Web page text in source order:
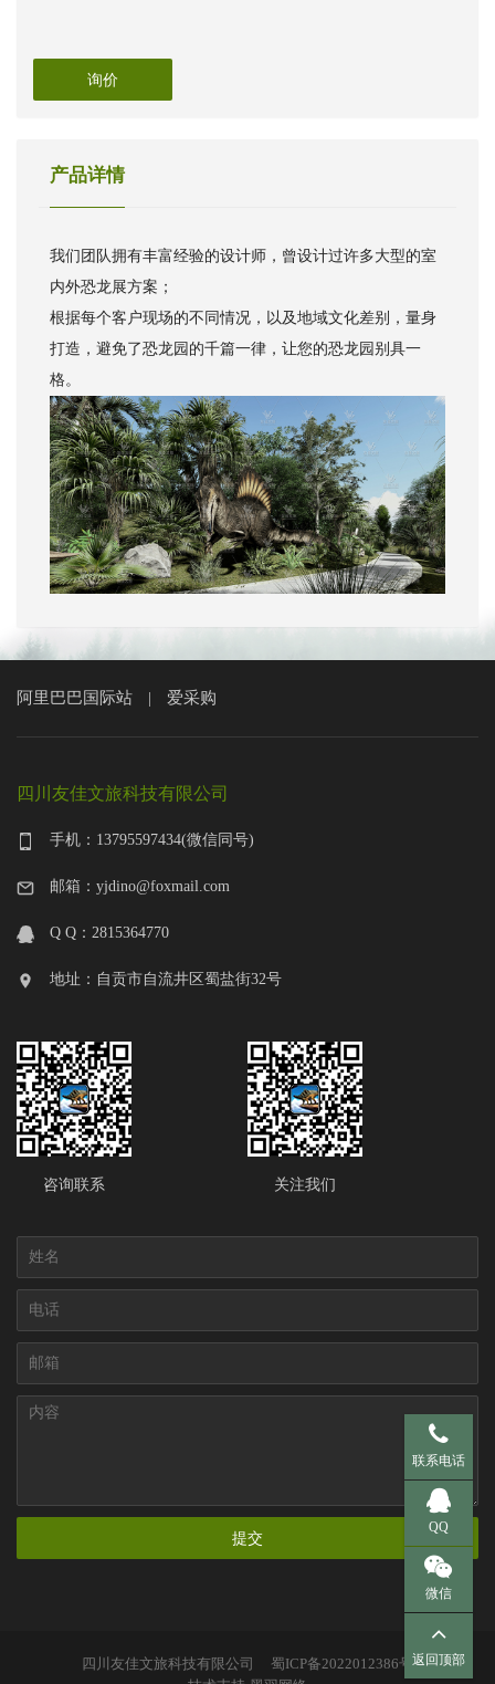
询价
产品详情
我们团队拥有丰富经验的设计师，曾设计过许多大型的室
内外恐龙展方案；
根据每个客户现场的不同情况，以及地域文化差别，量身
打造，避免了恐龙园的千篇一律，让您的恐龙园别具一
格。
阿里巴巴国际站 爱采购
四川友佳文旅科技有限公司
手机：13795597434(微信同号)
邮箱：yjdino@foxmail.com
Q Q：2815364770
地址：自贡市自流井区蜀盐街32号
咨询联系 关注我们
提交
四川友佳文旅科技有限公司 蜀ICP备2022012386号
联系电话
手机 137-
QQ
QQ
微信
扫一扫，
返回顶部